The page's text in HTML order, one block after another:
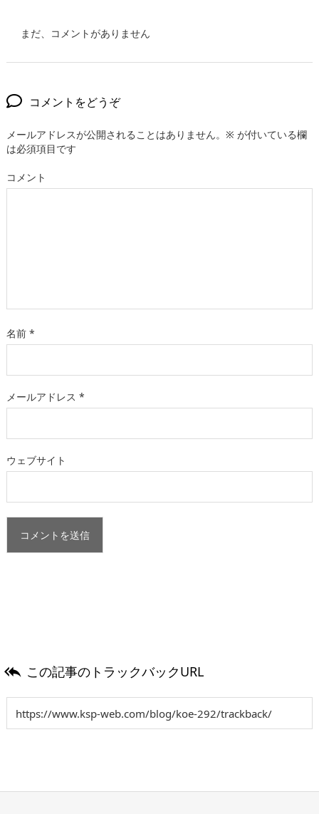
まだ、コメントがありません
コメントをどうぞ
メールアドレスが公開されることはありません。 ※ が付いている欄
は必須項目です
コメント
名前 *
メールアドレス *
ウェブサイト
 この記事のトラックバックURL